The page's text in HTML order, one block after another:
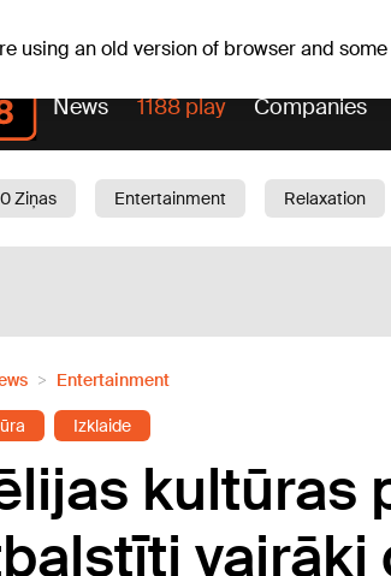
using an old version of browser and
News 1188 play Companies
Ziņas Entertainment Relaxation
Entertainment
Izklaide
kultūras